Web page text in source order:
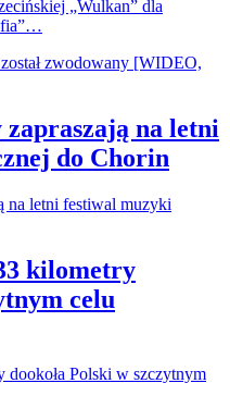
„Wulkan” dla
zapraszają na letni
do Chorin
kilometry
celu